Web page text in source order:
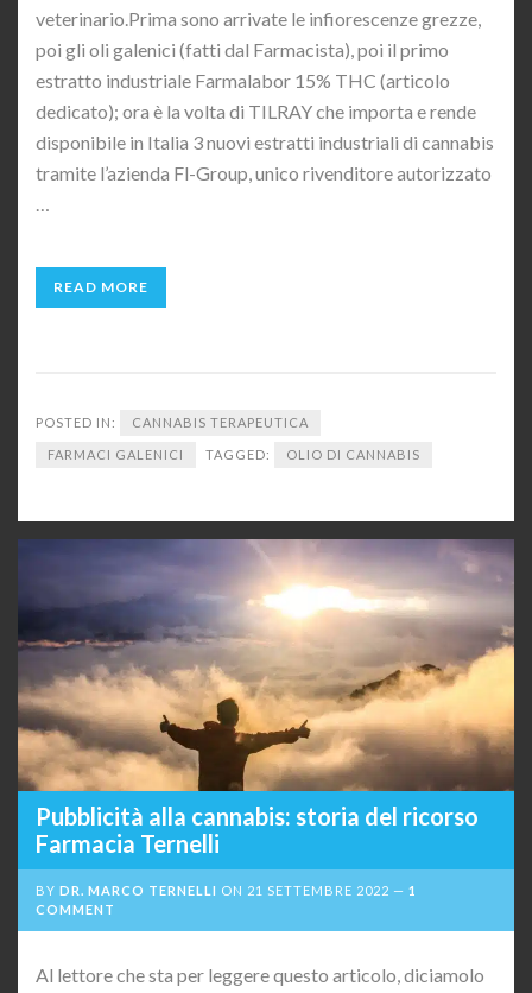
veterinario.Prima sono arrivate le infiorescenze grezze,
poi gli oli galenici (fatti dal Farmacista), poi il primo
estratto industriale Farmalabor 15% THC (articolo
dedicato); ora è la volta di TILRAY che importa e rende
disponibile in Italia 3 nuovi estratti industriali di cannabis
tramite l’azienda Fl-Group, unico rivenditore autorizzato
READ MORE
POSTED IN: CANNABIS TERAPEUTICA
FARMACI GALENICI TAGGED: OLIO DI CANNABIS
Pubblicità alla cannabis: storia del ricorso
Farmacia Ternelli
BY DR. MARCO TERNELLI ON 21 SETTEMBRE 2022
1
COMMENT
Al lettore che sta per leggere questo articolo, diciamolo